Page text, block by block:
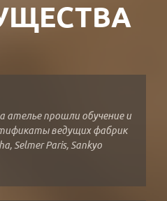
ателье прошли обучение и
ведущих фабрик
Selmer Paris, Sankyo